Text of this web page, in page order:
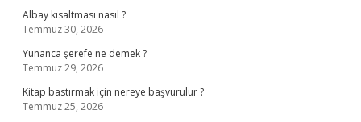
Albay kısaltması nasıl ?
Temmuz 30, 2026
Yunanca şerefe ne demek ?
Temmuz 29, 2026
Kitap bastırmak için nereye başvurulur ?
Temmuz 25, 2026